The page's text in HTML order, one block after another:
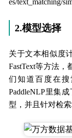
es/text_matching/
2.模型选择
关于文本相似度
FastText等方法
们知道百度在
PaddleNLP里集
型，并且针对检